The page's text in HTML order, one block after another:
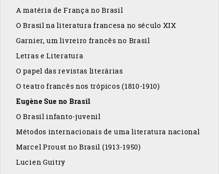
A matéria de França no Brasil
O Brasil na literatura francesa no século XIX
Garnier, um livreiro francês no Brasil
Letras e Literatura
O papel das revistas literárias
O teatro francês nos trópicos (1810-1910)
Eugène Sue no Brasil
O Brasil infanto-juvenil
Métodos internacionais de uma literatura nacional
Marcel Proust no Brasil (1913-1950)
Lucien Guitry